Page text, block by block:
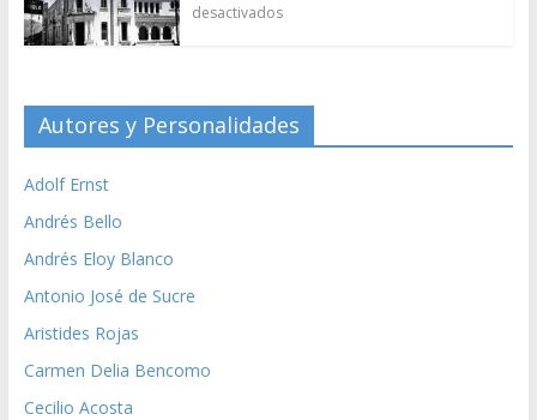
desactivados
Autores y Personalidades
Adolf Ernst
Andrés Bello
Andrés Eloy Blanco
Antonio José de Sucre
Aristides Rojas
Carmen Delia Bencomo
Cecilio Acosta